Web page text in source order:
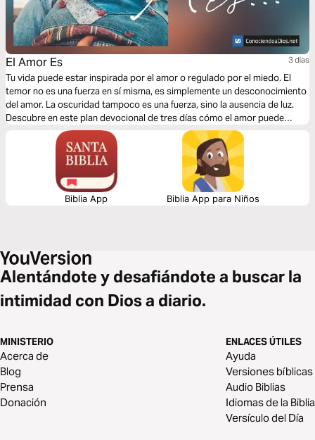
El Amor Es 3 dias
Tu vida puede estar inspirada por el amor o regulado por el miedo. El
temor no es una fuerza en sí misma, es simplemente un desconocimiento
del amor. La oscuridad tampoco es una fuerza, sino la ausencia de luz.
Descubre en este plan devocional de tres días cómo el amor puede
transformar tu vida.
Biblia App Biblia App para Niños
Alentándote y desafiándote a buscar la
intimidad con Dios a diario.
MINISTERIO
Acerca de
Blog
Prensa
Donación
ENLACES ÚTILES
Ayuda
Versiones bíblicas
Audio Biblias
Idiomas de la Biblia
Versículo del Día